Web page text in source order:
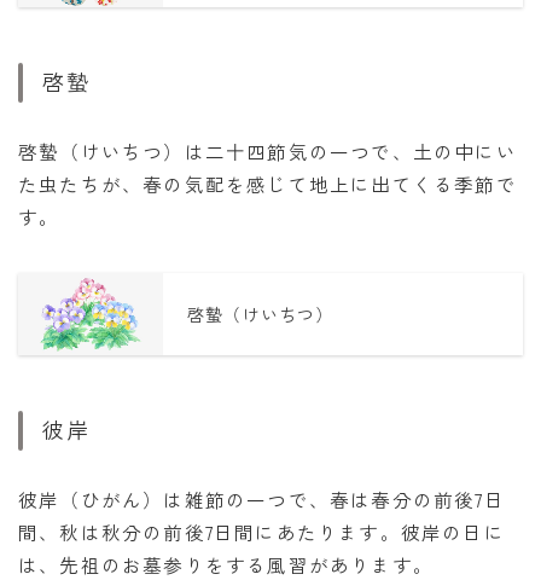
啓蟄
啓蟄（けいちつ）は二十四節気の一つで、土の中にい
た虫たちが、春の気配を感じて地上に出てくる季節で
す。
啓蟄（けいちつ）
彼岸
彼岸（ひがん）は雑節の一つで、春は春分の前後7日
間、秋は秋分の前後7日間にあたります。彼岸の日に
は、先祖のお墓参りをする風習があります。